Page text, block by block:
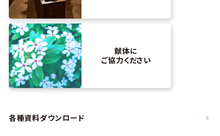
献体に
ご協力ください
各種資料ダウンロード